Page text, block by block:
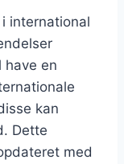
international
have en
kan
Dette
med